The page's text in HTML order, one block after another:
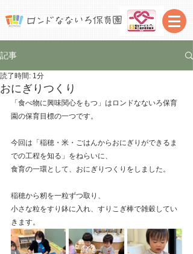
記事
おにぎりつくり
読了時間: 1分
「食べ物に興味関心をもつ」はロンドなないろ保育
園の保育目標の一つです。
今回は「稲穂・米・ごはんからおにぎりができるま
での工程を知る」をねらいに、
食育の一環として、おにぎりつくりをしました。
稲穂から籾を一粒ずつ取り、
小さな粒をすり鉢に入れ、すりこぎ棒で雑穀してい
きます。